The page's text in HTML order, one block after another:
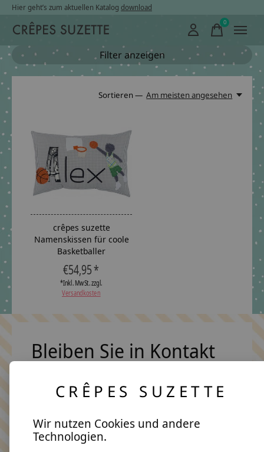
Hier geht’s zum aktuellen Katalog download
0items
Filter anzeigen
Sortieren — Am meisten angesehen
crêpes suzette
Namenskissen für coole
Basketballer
€54,95 *
*Inkl. MwSt. zzgl.
Versandkosten
Bleiben Sie in Kontakt
Keine Sorge, wir übertreiben es nicht
CRÊPES SUZETTE
Wir nutzen Cookies und andere
Technologien.